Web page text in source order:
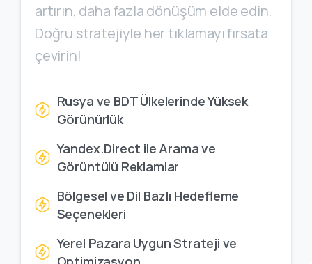
artırın, daha fazla dönüşüm elde edin.
Doğru stratejiyle her tıklamayı fırsata
çevirin!
Rusya ve BDT Ülkelerinde Yüksek
Görünürlük
Yandex.Direct ile Arama ve
Görüntülü Reklamlar
Bölgesel ve Dil Bazlı Hedefleme
Seçenekleri
Yerel Pazara Uygun Strateji ve